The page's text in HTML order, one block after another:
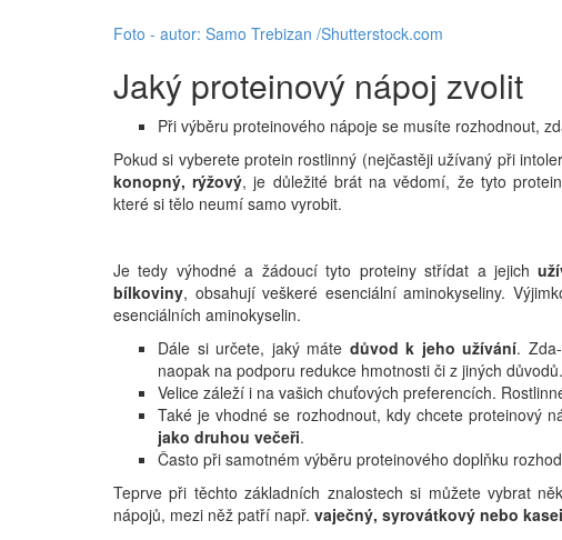
Foto - autor: Samo Trebizan /Shutterstock.com
Jaký proteinový nápoj zvolit
Při výběru proteinového nápoje se musíte rozhodnout,
Pokud si vyberete protein rostlinný (nejčastěji užívaný při
konopný, rýžový, je důležité brát na vědomí, že tyto
které si tělo neumí samo vyrobit.
Je tedy výhodné a žádoucí tyto proteiny střídat a jejich
bílkoviny, obsahují veškeré esenciální aminokyseliny.
esenciálních aminokyselin.
Dále si určete, jaký máte důvod k jeho užívání.
naopak na podporu redukce hmotnosti či z jiných důvodů.
Velice záleží i na vašich chuťových preferencích.
Také je vhodné se rozhodnout, kdy chcete proteinový
jako druhou večeři.
Často při samotném výběru proteinového doplňku
Teprve při těchto základních znalostech si můžete vybrat
nápojů, mezi něž patří např. vaječný, syrovátkový nebo